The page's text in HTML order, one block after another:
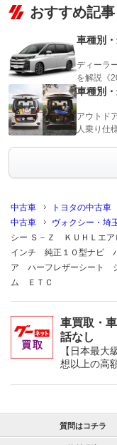
おすすめ記事
車種別
ディーラ
を解説《
車種別
アウトド
人乗り仕
中古車 トヨタの中古車
中古車
ヴォクシー・埼
シー Ｓ－Ｚ ＫＵＨＬエ
インチ 純正１０型ナビ
ア ハーフレザーシート
ム ＥＴＣ
車買取・
話なし
【日本最
想以上の高
質問はコチラ